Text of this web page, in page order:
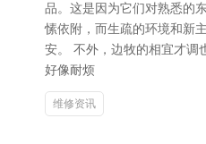
品。这是因为它们对熟悉的
愫依附，而生疏的环境和新
安。 不外，边牧的相宜才调
好像耐烦
维修资讯